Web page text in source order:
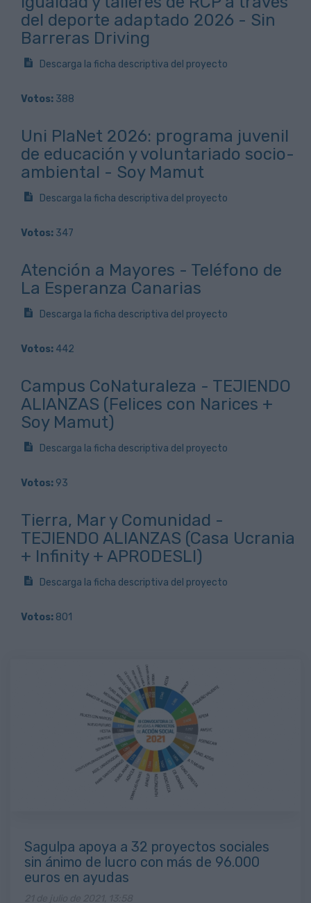
del deporte adaptado 2026 - Sin
Barreras Driving
Descarga la ficha descriptiva del proyecto
Votos: 388
Uni PlaNet 2026: programa juvenil
de educación y voluntariado socio-
ambiental - Soy Mamut
Descarga la ficha descriptiva del proyecto
Votos: 347
Atención a Mayores - Teléfono de
La Esperanza Canarias
Descarga la ficha descriptiva del proyecto
Votos: 442
Campus CoNaturaleza - TEJIENDO
ALIANZAS (Felices con Narices +
Soy Mamut)
Descarga la ficha descriptiva del proyecto
Votos: 93
Tierra, Mar y Comunidad -
TEJIENDO ALIANZAS (Casa Ucrania
+ Infinity + APRODESLI)
Descarga la ficha descriptiva del proyecto
Votos: 801
Sagulpa apoya a 32 proyectos sociales
sin ánimo de lucro con más de 96.000
euros en ayudas